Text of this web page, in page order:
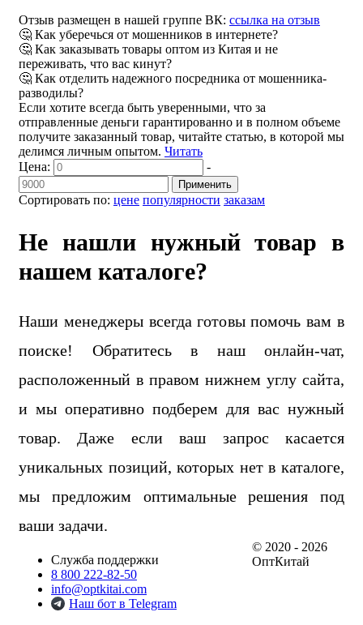
Отзыв размещен в нашей группе ВК: ссылка на отзыв
🤔 Как уберечься от мошенников в интернете?
🤔 Как заказывать товары оптом из Китая и не
переживать, что вас кинут?
🤔 Как отделить надежного посредника от мошенника-
разводилы?
Если хотите всегда быть уверенными, что за
отправленные деньги гарантированно и в полном объеме
получите заказанный товар, читайте статью, в которой мы
делимся личным опытом. Читать
Сортировать по: цене популярности заказам
Цена: -
Применить
Не нашли нужный товар в
нашем каталоге?
Наши менеджеры всегда готовы помочь вам в
поиске! Обратитесь в наш онлайн-чат,
расположенный в правом нижнем углу сайта,
и мы оперативно подберем для вас нужный
товар. Даже если ваш запрос касается
уникальных позиций, которых нет в каталоге,
мы предложим оптимальные решения под
ваши задачи.
Служба поддержки
8 800 222-82-50
info@optkitai.com
Наш бот в Telegram
© 2020 - 2026
ОптКитай